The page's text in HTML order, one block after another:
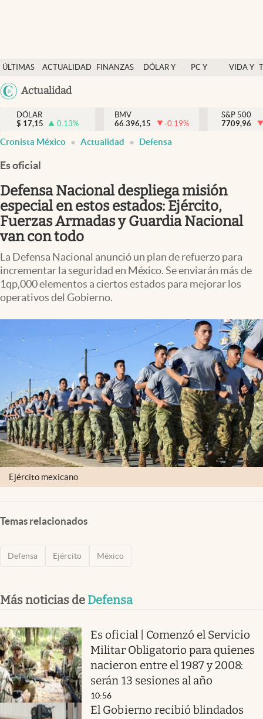
ÚLTIMAS
NOTICIAS
ACTUALIDAD
FINANZAS
DÓLAR Y
PC Y
VIDA Y
México
Actualidad
Actualidad
Finanzas y economía
Dólar y mercados
Pc y celular
Vida y estilo
Clima
Espiritualidad
DÓLAR
$ 17,15 0.13%
BMV
66.396,15
-0.19%
S&P 500
7709,96
Cronista México Actualidad Defensa
Es oficial
Defensa Nacional despliega misión
especial en estos estados: Ejército,
Fuerzas Armadas y Guardia Nacional
van con todo
La Defensa Nacional anunció un plan de refuerzo para
incrementar la seguridad en México. Se enviarán más de
1qp,000 elementos a ciertos estados para mejorar los
operativos del Gobierno.
Ejército mexicano
Temas relacionados
Defensa Ejército México
Más noticias de Defensa
Es oficial | Comenzó el Servicio
Militar Obligatorio para quienes
nacieron entre el 1987 y 2008:
serán 13 sesiones al año
10:56
El Gobierno recibió blindados